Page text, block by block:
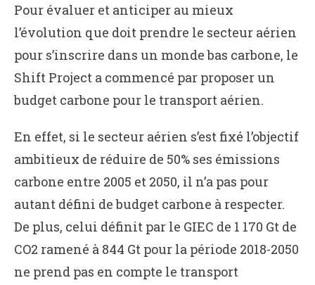
Pour évaluer et anticiper au mieux
l’évolution que doit prendre le secteur aérien
pour s’inscrire dans un monde bas carbone, le
Shift Project a commencé par proposer un
budget carbone pour le transport aérien.
En effet, si le secteur aérien s’est fixé l’objectif
ambitieux de réduire de 50% ses émissions
carbone entre 2005 et 2050, il n’a pas pour
autant défini de budget carbone à respecter.
De plus, celui définit par le GIEC de 1 170 Gt de
CO2 ramené à 844 Gt pour la période 2018-2050
ne prend pas en compte le transport